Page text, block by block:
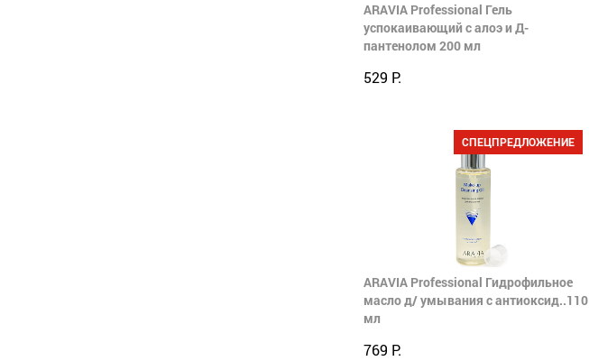
ARAVIA Professional Гель
успокаивающий с алоэ и Д-
пантенолом 200 мл
529 Р.
СПЕЦПРЕДЛОЖЕНИЕ
ARAVIA Professional Гидрофильное
масло д/ умывания с антиоксид..110
мл
769 Р.